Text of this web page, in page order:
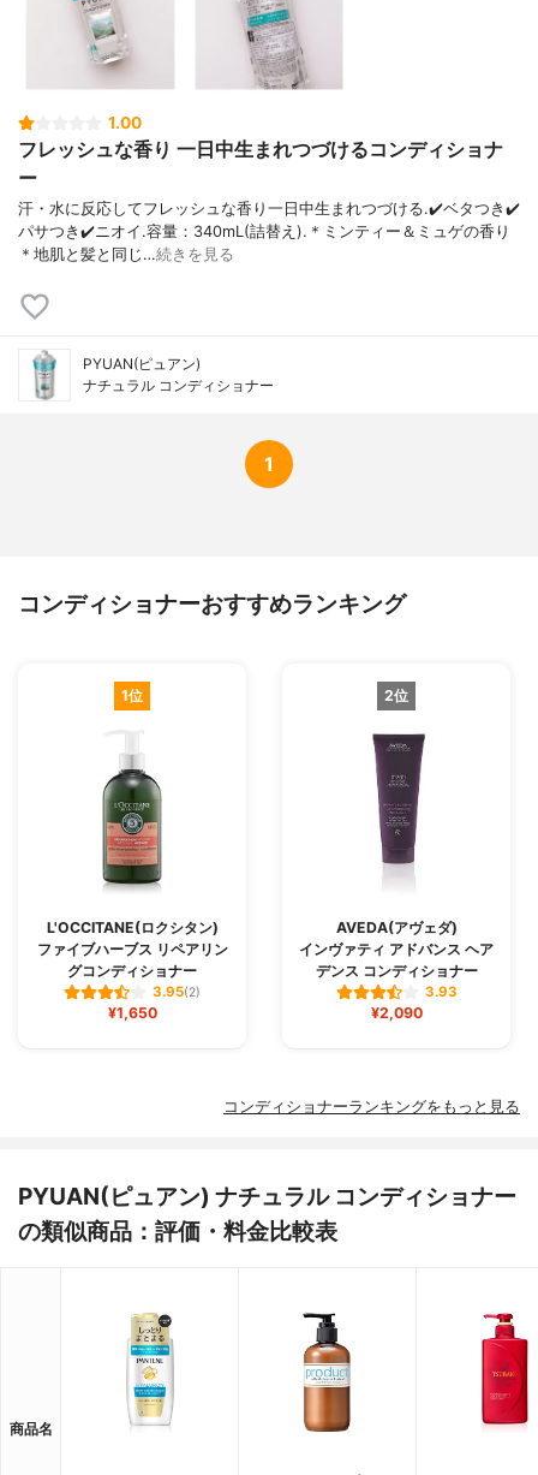
1.00
フレッシュな香り 一日中生まれつづけるコンディショナ
ー
汗・水に反応してフレッシュな香り一日中生まれつづける.✔️ベタつき✔️
パサつき✔️ニオイ.容量：340mL(詰替え).＊ミンティー＆ミュゲの香り
＊地肌と髪と同じ…続きを見る
PYUAN(ピュアン)
ナチュラル コンディショナー
1
コンディショナーおすすめランキング
1位
L'OCCITANE(ロクシタン)
ファイブハーブス リペアリン
グコンディショナー
3.95(2)
¥1,650
2位
AVEDA(アヴェダ)
インヴァティ アドバンス ヘア
デンス コンディショナー
3.93
¥2,090
コンディショナーランキングをもっと見る
PYUAN(ピュアン) ナチュラル コンディショナー
の類似商品：評価・料金比較表
商品名